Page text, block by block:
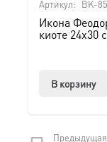
Комплект
Артикул: BK-
Икона
киоте 24х30
В корзину
Предыдущая